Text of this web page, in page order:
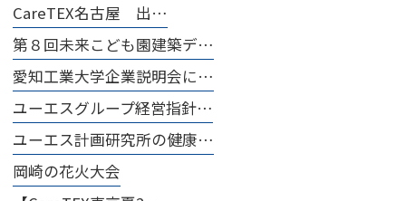
CareTEX名古屋 出…
第８回未来こども園建築デ…
愛知工業大学企業説明会に…
ユーエスグループ経営指針…
ユーエス計画研究所の健康…
岡崎の花火大会